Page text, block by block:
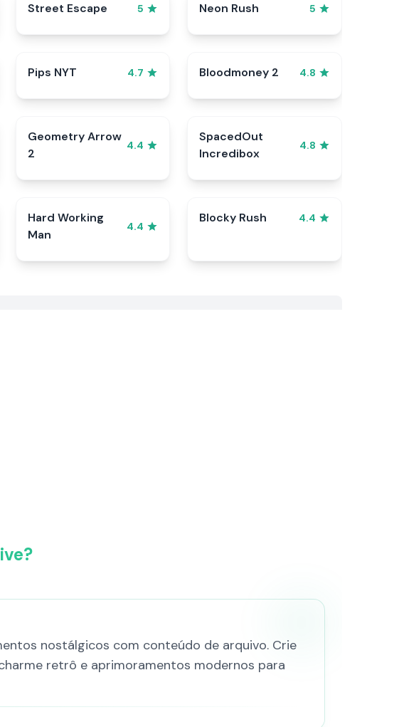
Street Escape 5 Neon Rush 5
Pips NYT 4.7 Bloodmoney 2 4.8
Geometry Arrow
2
4.4
SpacedOut
Incredibox
4.8
Hard Working
Man
4.4
Blocky Rush 4.4
nostálgicos com conteúdo de arquivo. Crie
retrô e aprimoramentos modernos para